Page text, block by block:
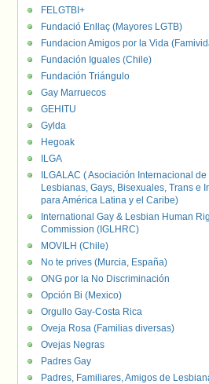
FELGTBI+
Fundació Enllaç (Mayores LGTB)
Fundacion Amigos por la Vida
Fundación Iguales (Chile)
Fundación Triángulo
Gay Marruecos
GEHITU
Gylda
Hegoak
ILGA
ILGALAC ( Asociación Internacional de
Lesbianas, Gays, Bisexuales, Trans e
para América Latina y el Caribe)
International Gay & Lesbian Human
Commission (IGLHRC)
MOVILH (Chile)
No te prives (Murcia, España)
ONG por la No Discriminación
Opción Bi (Mexico)
Orgullo Gay-Costa Rica
Oveja Rosa (Familias diversas)
Ovejas Negras
Padres Gay
Padres, Familiares, Amigos de